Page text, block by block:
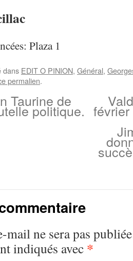
Plaza 1
dans EDIT O PINION, Général,
permalien.
Taurine de
politique.
mail ne sera pas
indiqués avec *